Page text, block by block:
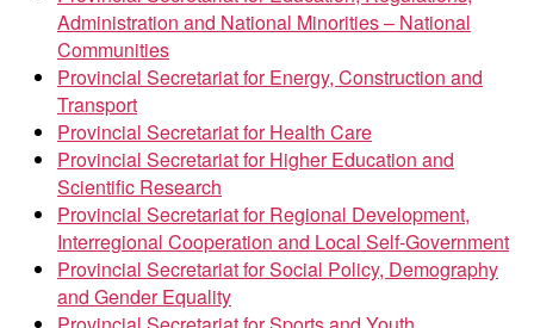
Administration and National Minorities – National
Communities
Provincial Secretariat for Energy, Construction and
Transport
Provincial Secretariat for Health Care
Provincial Secretariat for Higher Education and
Scientific Research
Provincial Secretariat for Regional Development,
Interregional Cooperation and Local Self-Government
Provincial Secretariat for Social Policy, Demography
and Gender Equality